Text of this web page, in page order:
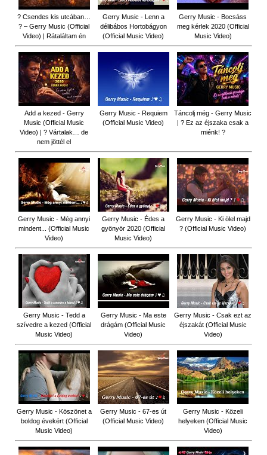
? Csendes kis utcában…
? – Gerry Music (Official
Video) | Rátaláltam én
Gerry Music - Lenn a
délibábos Hortobágyon
(Official Music Video)
Gerry Music - Bocsáss
meg kérlek 2020 (Official
Music Video)
Add a kezed - Gerry
Music (Official Music
Video) | ? Vártalak… de
nem jöttél el
Gerry Music - Requiem
(Official Music Video)
Táncolj még - Gerry Music
| ? Ez az éjszaka csak a
miénk! ?
Gerry Music - Még annyi
mindent... (Official Music
Video)
Gerry Music - Édes a
gyönyör 2020 (Official
Music Video)
Gerry Music - Ki ölel majd
? (Official Music Video)
Gerry Music - Tedd a
szívedre a kezed (Official
Music Video)
Gerry Music - Ma este
drágám (Official Music
Video)
Gerry Music - Csak ezt az
éjszakát (Official Music
Video)
Gerry Music - Köszönet a
boldog évekért (Official
Music Video)
Gerry Music - 67-es út
(Official Music Video)
Gerry Music - Közeli
helyeken (Official Music
Video)